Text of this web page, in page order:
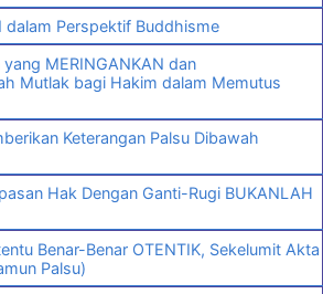
dalam Perspektif Buddhisme
MERINGANKAN dan
Mutlak bagi Hakim dalam Memutus
Keterangan Palsu Dibawah
Hak Dengan Ganti-Rugi BUKANLAH
Benar-Benar OTENTIK, Sekelumit Akta
Palsu)